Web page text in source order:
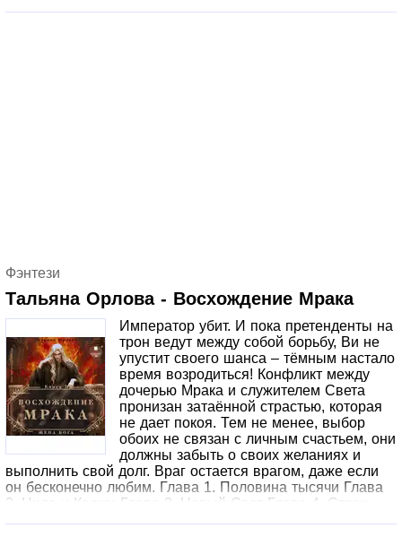
Фэнтези
Тальяна Орлова - Восхождение Мрака
Император убит. И пока претенденты на
трон ведут между собой борьбу, Ви не
упустит своего шанса – тёмным настало
время возродиться! Конфликт между
дочерью Мрака и служителем Света
пронизан затаённой страстью, которая
не дает покоя. Тем не менее, выбор
обоих не связан с личным счастьем, они
должны забыть о своих желаниях и
выполнить свой долг. Враг остается врагом, даже если
он бесконечно любим. Глава 1. Половина тысячи Глава
2. Нила и Кадим Глава 3. Новый Свет Глава 4. Страх